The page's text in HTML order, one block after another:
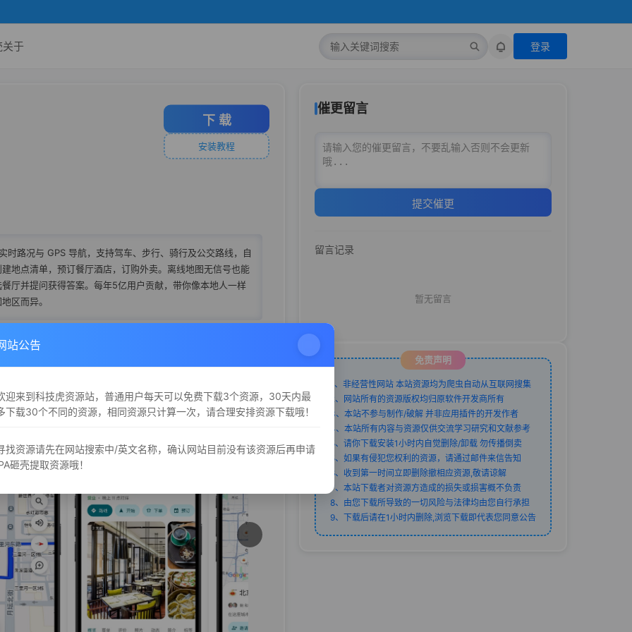
关于 登录
站公告
迎来到科技虎资源站，普通用户每天可以免费下载3个资源，30天内最
下载30个不同的资源，相同资源只计算一次，请合理安排资源下载哦！
找资源请先在网站搜索中/英文名称，确认网站目前没有该资源后再申请
砸壳提取资源哦！
下 载
安装教程
路况与 GPS 导航，支持驾车、步行、骑行及公交路线，自
地点清单，预订餐厅酒店，订购外卖。离线地图无信号也能
厅并提问获得答案。每年5亿用户贡献，带你像本地人一样
区而异。
催更留言
提交催更
留言记录
暂无留言
免责声明
1、非经营性网站 本站资源均为爬虫自动从互联网搜集
2、网站所有的资源版权均归原软件开发商所有
3、本站不参与制作/破解 并非应用插件的开发作者
4、本站所有内容与资源仅供交流学习研究和文献参考
5、请你下载安装1小时内自觉删除/卸载 勿传播倒卖
5、如果有侵犯您权利的资源，请通过邮件来信告知
6、收到第一时间立即删除撤相应资源,敬请谅解
7、本站下载者对资源方造成的损失或损害概不负责
8、由您下载所导致的一切风险与法律均由您自行承担
9、下载后请在1小时内删除,浏览下载即代表您同意公告